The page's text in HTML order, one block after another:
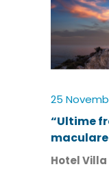
25
“Ultime
maculare
Hotel